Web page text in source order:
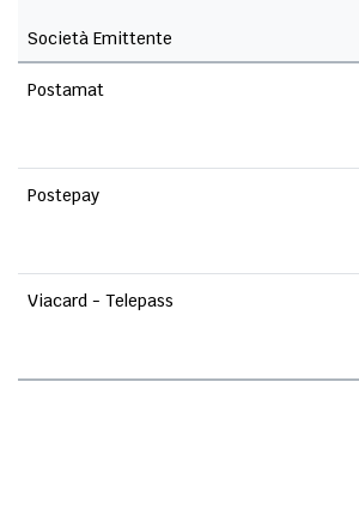
Società Emittente
Postamat
Postepay
Viacard - Telepass